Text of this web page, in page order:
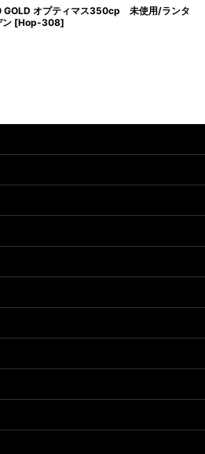
オプティマス350cp 未使用/ランタ
ン [Hop-308]